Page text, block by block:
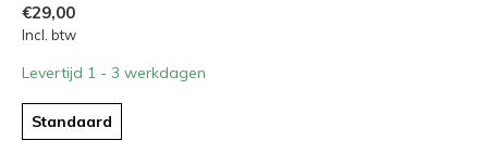
€29,00
Incl. btw
Levertijd 1 - 3 werkdagen
Standaard